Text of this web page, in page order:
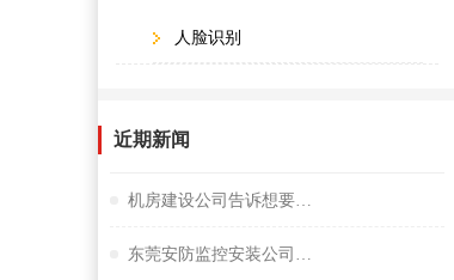
人脸识别
近期新闻
机房建设公司告诉想要监控夜视效果好选择很重要
东莞安防监控安装公司谈小间距LED显示屏